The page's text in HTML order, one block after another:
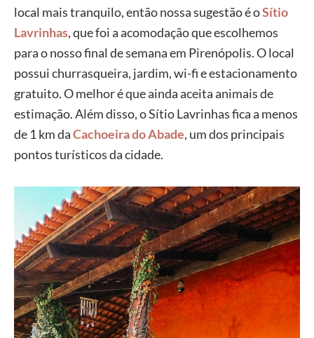
local mais tranquilo, então nossa sugestão é oSítio
Lavrinhas, que foi a acomodação que escolhemos
para o nosso final de semana em Pirenópolis. O local
possui churrasqueira, jardim, wi-fi e estacionamento
gratuito. O melhor é que ainda aceita animais de
estimação. Além disso, o Sítio Lavrinhas fica a menos
de 1 km daCachoeira do Abade, um dos principais
pontos turísticos da cidade.